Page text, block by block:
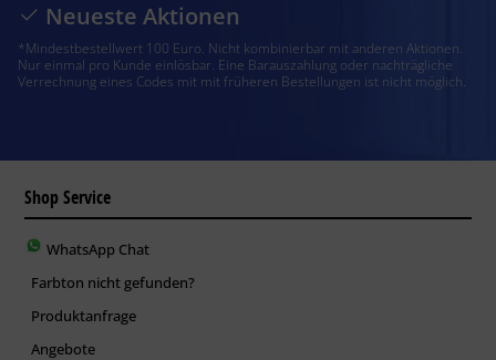
Neueste Aktionen
*Mindestbestellwert 100 Euro. Nicht kombinierbar mit anderen Aktionen.
Nur einmal pro Kunde einlösbar. Eine Barauszahlung oder nachträgliche
Verrechnung eines Codes mit mit früheren Bestellungen ist nicht möglich.
Shop Service
WhatsApp Chat
Farbton nicht gefunden?
Produktanfrage
Angebote